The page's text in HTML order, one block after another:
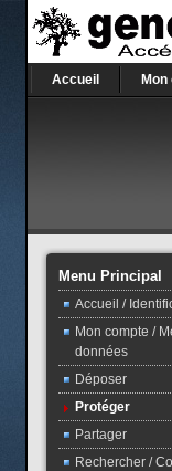
Accueil
Menu Principal
Accueil /
Mon compte /
données
Déposer
Protéger
Partager
Rechercher /